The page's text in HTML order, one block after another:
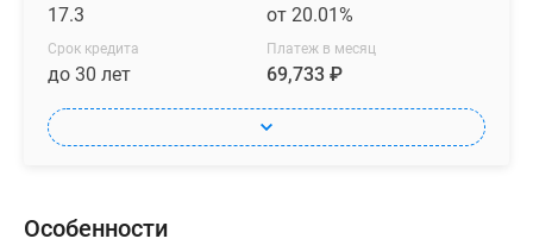
17.3 от 20.01%
Срок кредита
до 30 лет
Платеж в месяц
69,733 ₽
Особенности